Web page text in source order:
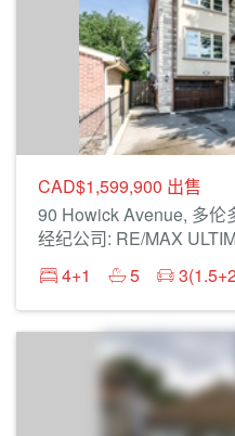
CAD$1,599,900 出售
90 Howick Avenue, 多伦
经纪公司: RE/MAX
4+1
5